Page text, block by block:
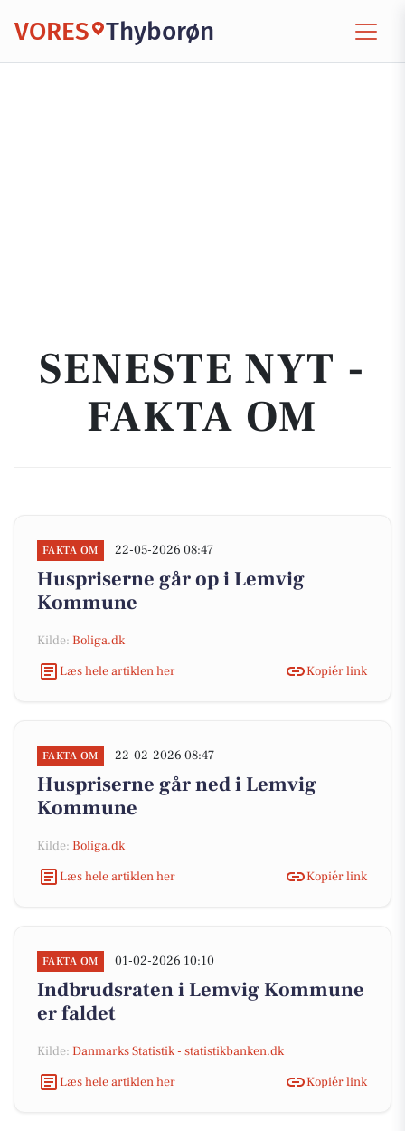
VORES Thyborøn
SENESTE NYT -
FAKTA OM
FAKTA OM 22-05-2026 08:47
Huspriserne går op i Lemvig
Kommune
Kilde: Boliga.dk
Læs hele artiklen her
Kopiér link
FAKTA OM 22-02-2026 08:47
Huspriserne går ned i Lemvig
Kommune
Kilde: Boliga.dk
Læs hele artiklen her
Kopiér link
FAKTA OM 01-02-2026 10:10
Indbrudsraten i Lemvig Kommune
er faldet
Kilde: Danmarks Statistik - statistikbanken.dk
Læs hele artiklen her
Kopiér link